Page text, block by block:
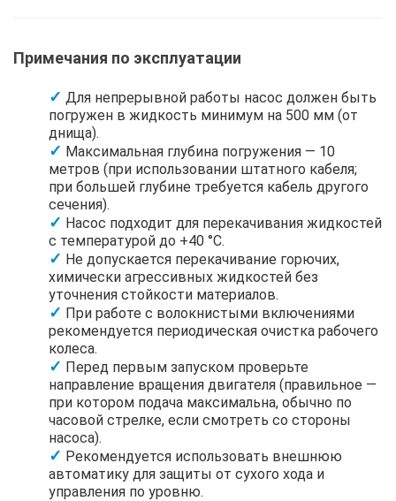
Примечания по эксплуатации
Для непрерывной работы насос должен быть
погружен в жидкость минимум на 500 мм (от
днища).
Максимальная глубина погружения — 10
метров (при использовании штатного кабеля;
при большей глубине требуется кабель другого
сечения).
Насос подходит для перекачивания жидкостей
с температурой до +40 °C.
Не допускается перекачивание горючих,
химически агрессивных жидкостей без
уточнения стойкости материалов.
При работе с волокнистыми включениями
рекомендуется периодическая очистка рабочего
колеса.
Перед первым запуском проверьте
направление вращения двигателя (правильное —
при котором подача максимальна, обычно по
часовой стрелке, если смотреть со стороны
насоса).
Рекомендуется использовать внешнюю
автоматику для защиты от сухого хода и
управления по уровню.